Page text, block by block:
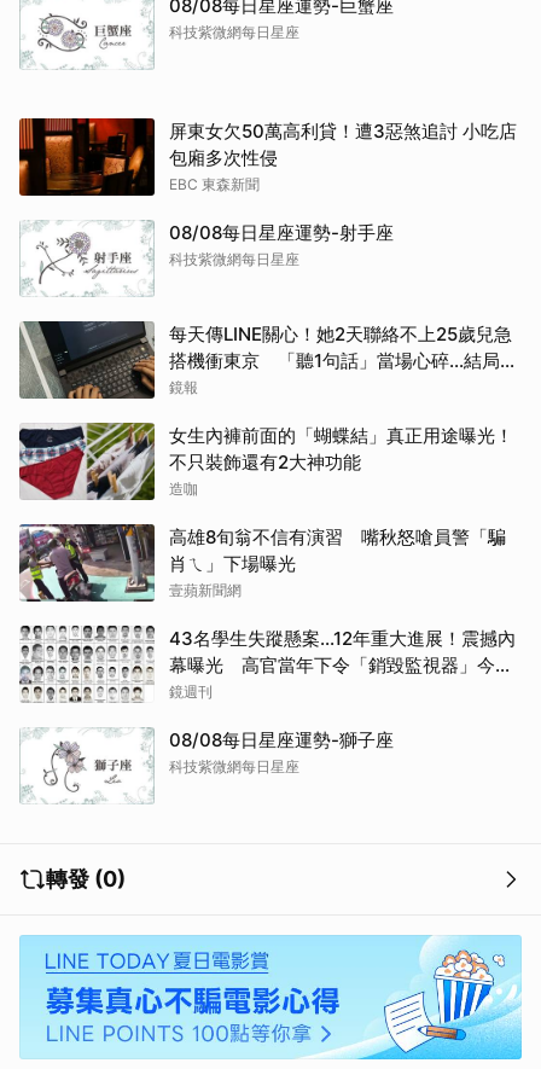
08/08每日星座運勢-巨蟹座
科技紫微網每日星座
屏東女欠50萬高利貸！遭3惡煞追討 小吃店
包廂多次性侵
EBC 東森新聞
08/08每日星座運勢-射手座
科技紫微網每日星座
每天傳LINE關心！她2天聯絡不上25歲兒急
搭機衝東京 「聽1句話」當場心碎...結局看
哭網
鏡報
女生內褲前面的「蝴蝶結」真正用途曝光！
不只裝飾還有2大神功能
造咖
高雄8旬翁不信有演習 嘴秋怒嗆員警「騙
肖ㄟ」下場曝光
壹蘋新聞網
43名學生失蹤懸案...12年重大進展！震撼內
幕曝光 高官當年下令「銷毀監視器」今遭
逮
鏡週刊
08/08每日星座運勢-獅子座
科技紫微網每日星座
轉發 (0)
取消